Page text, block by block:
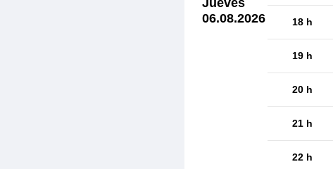
06.08.2026
18 h
19 h
20 h
21 h
22 h